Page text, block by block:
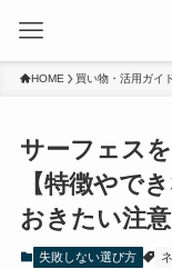
HOME 買い物・活用ガイ
サーフェス
【特徴やで
おきたい注意
失敗しない選び方